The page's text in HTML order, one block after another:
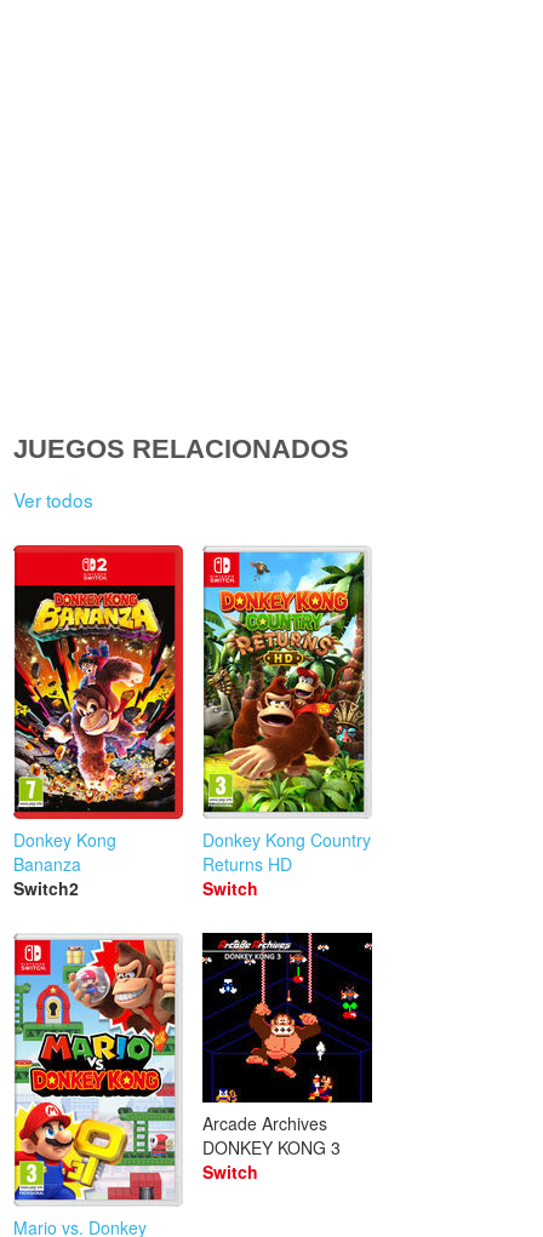
JUEGOS RELACIONADOS
Ver todos
Donkey Kong
Bananza
Switch2
Donkey Kong Country
Returns HD
Switch
Mario vs. Donkey
Arcade Archives
DONKEY KONG 3
Switch